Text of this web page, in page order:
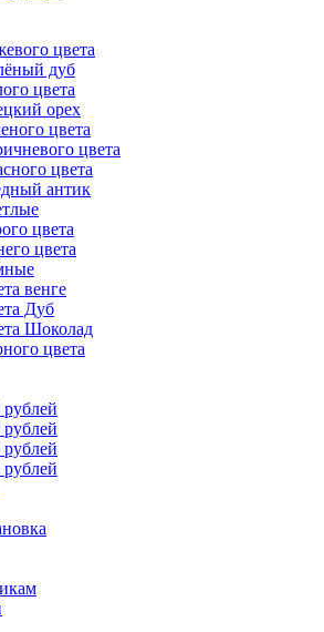
цвета
дуб
цвета
орех
цвета
цвета
цвета
антик
цвета
цвета
венге
Дуб
Шоколад
цвета